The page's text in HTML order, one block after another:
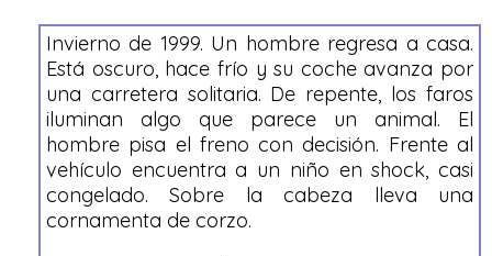
Invierno de 1999. Un hombre regresa a casa.
Está oscuro, hace frío y su coche avanza por
una carretera solitaria. De repente, los faros
iluminan algo que parece un animal. El
hombre pisa el freno con decisión. Frente al
vehículo encuentra a un niño en shock, casi
congelado. Sobre la cabeza lleva una
cornamenta de corzo.